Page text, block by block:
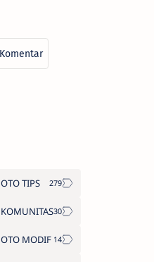
OTO TIPS
KOMUNITAS
OTO MODIF